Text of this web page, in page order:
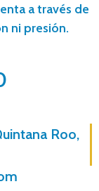
a través de
ni presión.
Roo,